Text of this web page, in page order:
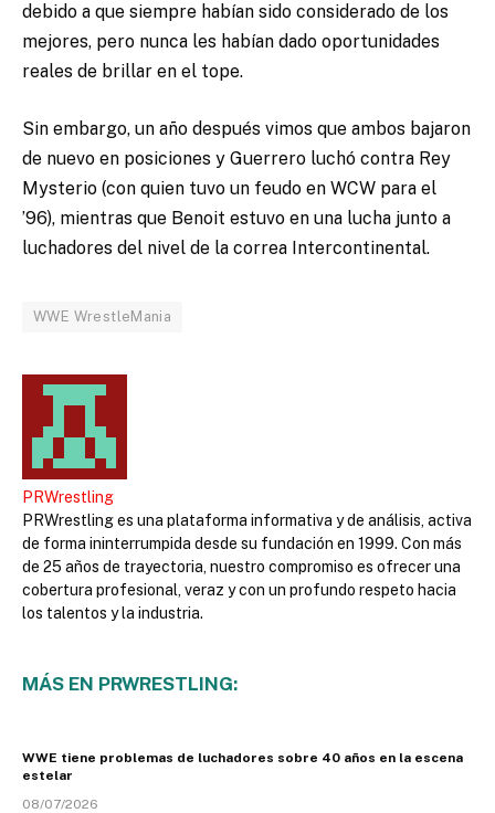
debido a que siempre habían sido considerado de los
mejores, pero nunca les habían dado oportunidades
reales de brillar en el tope.
Sin embargo, un año después vimos que ambos bajaron
de nuevo en posiciones y Guerrero luchó contra Rey
Mysterio (con quien tuvo un feudo en WCW para el
’96), mientras que Benoit estuvo en una lucha junto a
luchadores del nivel de la correa Intercontinental.
WWE WrestleMania
PRWrestling
PRWrestling es una plataforma informativa y de análisis, activa
de forma ininterrumpida desde su fundación en 1999. Con más
de 25 años de trayectoria, nuestro compromiso es ofrecer una
cobertura profesional, veraz y con un profundo respeto hacia
los talentos y la industria.
MÁS EN PRWRESTLING:
WWE tiene problemas de luchadores sobre 40 años en la escena
estelar
08/07/2026